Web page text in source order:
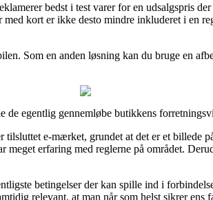
bedst i test varer for en udsalgspris
kort er ikke desto mindre inkluderet i en
Som en anden løsning kan du bruge en
de egentlig gennemløbe butikkens
e-mærket, grundet at det er et billede
meget erfaring med reglerne på området.
betingelser der kan spille ind i
relevant, at man når som helst sikrer ens